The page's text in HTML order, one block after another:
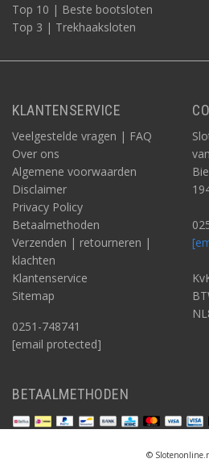
Top 10 | Beste bootsloten
Top 3 | Trekhaaksloten
KLANTENSERVICE
Veelgestelde vragen | FAQ
Over ons
Algemene voorwaarden
Disclaimer
Privacy Policy
Betaalmethoden
Verzenden | retourneren |
klachten
Klantenservice
Sitemap
0251-748741
[email protected]
BETAALMETHODEN
©